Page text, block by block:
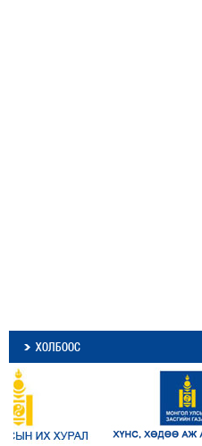
ХОЛБООС